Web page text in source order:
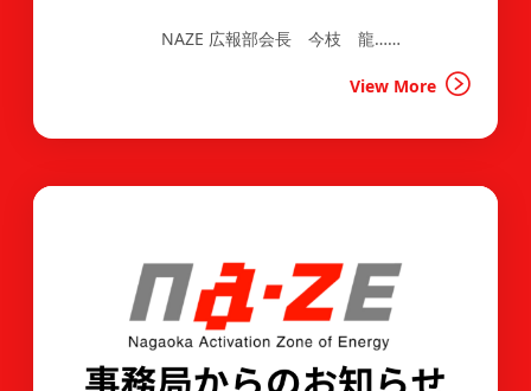
NAZE 広報部会長 今枝 龍……
View More